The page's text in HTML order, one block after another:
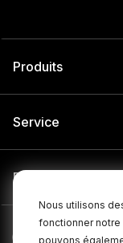
Nous utilisons
fonctionner notre
pouvons
Produits
Service
Entreprise